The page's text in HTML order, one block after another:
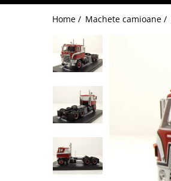
Machete utilaje pentru drumuri
Alte machete de utilaje
Machete basculante
Machete camioane
Home / Machete camioane /